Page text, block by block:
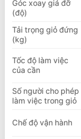
Góc xoay giá đỡ
(độ)
Tải trọng giỏ đứng
(kg)
Tốc độ làm việc
của cần
Số người cho phép
làm việc trong giỏ
Chế độ vận hành